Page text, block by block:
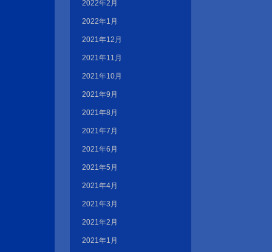
2022年2月
2022年1月
2021年12月
2021年11月
2021年10月
2021年9月
2021年8月
2021年7月
2021年6月
2021年5月
2021年4月
2021年3月
2021年2月
2021年1月